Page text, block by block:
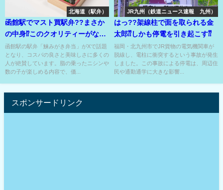
北海道（駅弁）
函館駅でマスト買駅弁??まさか
の中身⁉このクオリティーがなぜ
この値段??
函館駅の駅弁「鰊みがき弁当」がXで話題
となり、コスパの良さと美味しさに多くの
人が絶賛しています。脂の乗ったニシンや
数の子が楽しめる内容で、価...
JR九州（鉄道ニュース速報 九州）
はっ??架線柱で面を取られる金
太郎⁇しかも停電を引き起こす⁇
福岡・北九州市でJR貨物の電気機関車が
脱線し、電柱に衝突するという事故が発生
しました。この事故による停電は、周辺住
民や通勤通学に大きな影響...
スポンサードリンク